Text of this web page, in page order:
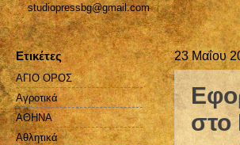
studiopressbg@gmail.com
23 Μαΐου
στο
Ετικέτες
ΑΓΙΟ ΟΡΟΣ
Αγροτικά
ΑΘΗΝΑ
Αθλητικά